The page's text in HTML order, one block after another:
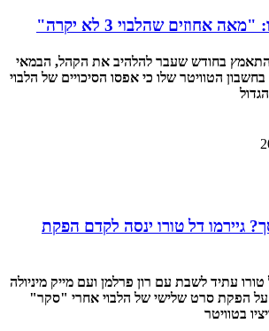
אחוזים שהלבוי 3 לא יקרה"
בחודש שעבר להלהיב את הקהל, הבמאי
הטוויטר שלו כי אפסו הסיכויים של הלבוי
גיירמו דל טורו ינסה לקדם הפקת
טורו עתיד לשבת עם רון פרלמן ועם מייק מיניולה
על הפקת סרט שלישי של הלבוי אחרי "סקר"
בטוויטר